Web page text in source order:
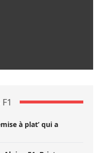
à plat’ qui a